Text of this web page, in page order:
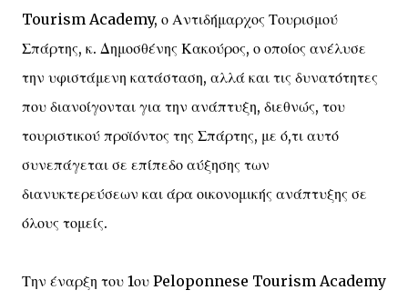
Tourism Academy, ο Αντιδήμαρχος Τουρισμού
Σπάρτης, κ. Δημοσθένης Κακούρος, ο οποίος ανέλυσε
την υφιστάμενη κατάσταση, αλλά και τις δυνατότητες
που διανοίγονται για την ανάπτυξη, διεθνώς, του
τουριστικού προϊόντος της Σπάρτης, με ό,τι αυτό
συνεπάγεται σε επίπεδο αύξησης των
διανυκτερεύσεων και άρα οικονομικής ανάπτυξης σε
όλους τομείς.
Την έναρξη του 1ου Peloponnese Tourism Academy